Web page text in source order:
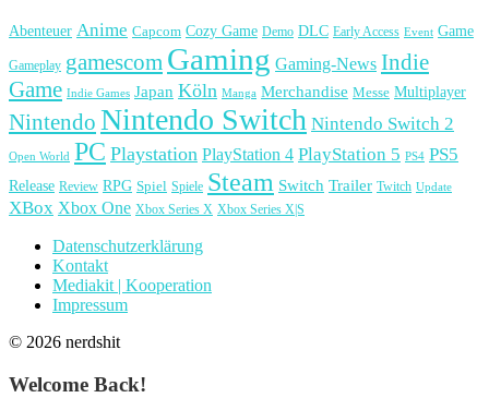
Abenteuer Anime Capcom Cozy Game Demo DLC Early Access Event Game
Gameplay gamescom Gaming Gaming-News Indie
Game Indie Games Japan Köln Manga Merchandise Messe Multiplayer
Nintendo Nintendo Switch Nintendo Switch 2
Open World PC Playstation PlayStation 4 PlayStation 5 PS4 PS5
Release Review RPG Spiel Spiele Steam Switch Trailer Twitch Update
XBox Xbox One Xbox Series X Xbox Series X|S
Datenschutzerklärung
Kontakt
Mediakit | Kooperation
Impressum
© 2026 nerdshit
Welcome Back!